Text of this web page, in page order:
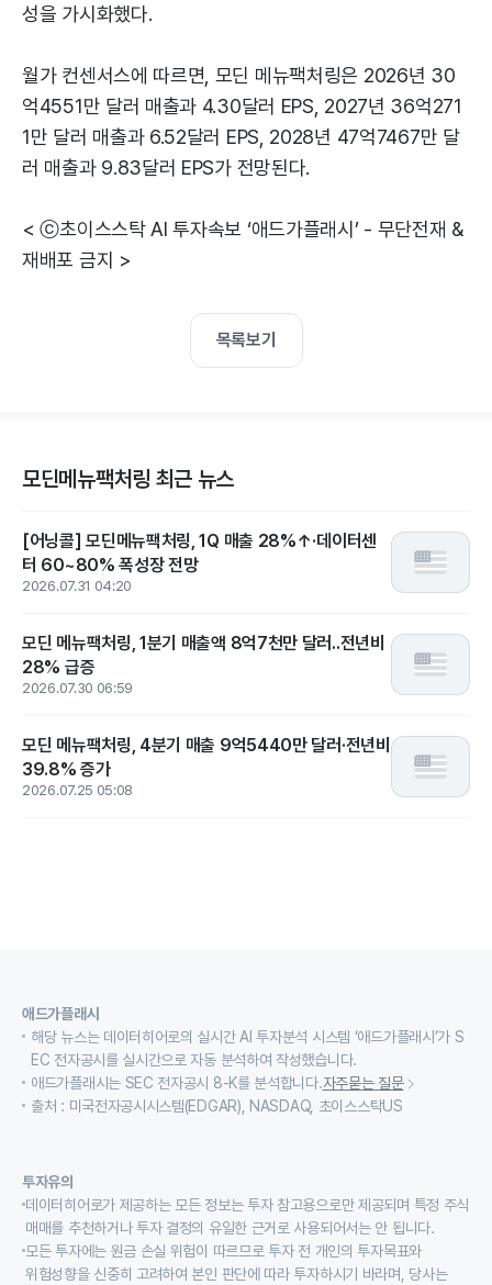
성을 가시화했다.
월가 컨센서스에 따르면, 모딘 메뉴팩처링은 2026년 30
억4551만 달러 매출과 4.30달러 EPS, 2027년 36억271
1만 달러 매출과 6.52달러 EPS, 2028년 47억7467만 달
러 매출과 9.83달러 EPS가 전망된다.
< ⓒ초이스스탁 AI 투자속보 ‘애드가플래시’ - 무단전재 &
재배포 금지 >
목록보기
모딘메뉴팩처링 최근 뉴스
[어닝콜] 모딘메뉴팩처링, 1Q 매출 28%↑·데이터센
터 60~80% 폭성장 전망
2026.07.31 04:20
모딘 메뉴팩처링, 1분기 매출액 8억7천만 달러..전년비
28% 급증
2026.07.30 06:59
모딘 메뉴팩처링, 4분기 매출 9억5440만 달러·전년비
39.8% 증가
2026.07.25 05:08
애드가플래시
해당 뉴스는 데이터히어로의 실시간 AI 투자분석 시스템 ‘애드가플래시’가 S
EC 전자공시를 실시간으로 자동 분석하여 작성했습니다.
애드가플래시는 SEC 전자공시 8-K를 분석합니다.자주묻는 질문
출처 : 미국전자공시시스템(EDGAR), NASDAQ, 초이스스탁US
투자유의
데이터히어로가 제공하는 모든 정보는 투자 참고용으로만 제공되며 특정 주식
매매를 추천하거나 투자 결정의 유일한 근거로 사용되어서는 안 됩니다.
모든 투자에는 원금 손실 위험이 따르므로 투자 전 개인의 투자목표와
위험성향을 신중히 고려하여 본인 판단에 따라 투자하시기 바라며, 당사는